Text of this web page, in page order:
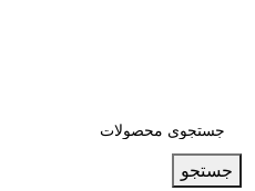
جستجو